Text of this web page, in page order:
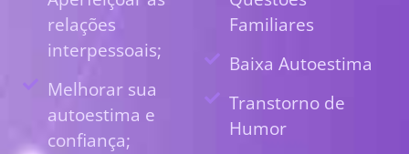
relações
interpessoais;
Melhorar sua
autoestima e
confiança;
Familiares
Baixa Autoestima
Transtorno de
Humor